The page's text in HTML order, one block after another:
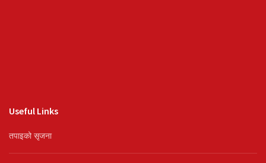
Useful Links
तपाइको सृजना